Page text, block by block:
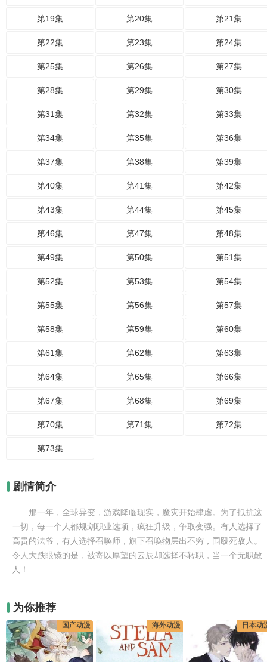
第19集 第20集 第21集
第22集 第23集 第24集
第25集 第26集 第27集
第28集 第29集 第30集
第31集 第32集 第33集
第34集 第35集 第36集
第37集 第38集 第39集
第40集 第41集 第42集
第43集 第44集 第45集
第46集 第47集 第48集
第49集 第50集 第51集
第52集 第53集 第54集
第55集 第56集 第57集
第58集 第59集 第60集
第61集 第62集 第63集
第64集 第65集 第66集
第67集 第68集 第69集
第70集 第71集 第72集
第73集
剧情简介
那一年，全球异变，游戏降临现实，魔灾开始肆虐。为了抵抗这
一切，每一个人都规划职业选项，疯狂升级，争取变强。有人选择了
高贵的法爷，有人选择召唤师，旗下召唤物层出不穷，围殴死敌人。
令人大跌眼镜的是，被寄以厚望的云辰却选择不转职，当一个无职散
人！
为你推荐
国产动漫 海外动漫 日本动